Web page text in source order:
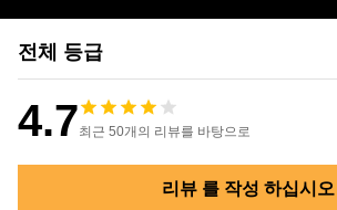
전체 등급
4.7최근 50개의 리뷰를 바탕으로
리뷰 를 작성 하십시오